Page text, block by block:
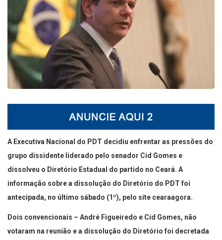
A Executiva Nacional do PDT decidiu enfrentar as pressões do
grupo dissidente liderado pelo senador Cid Gomes e
dissolveu o Diretório Estadual do partido no Ceará. A
informação sobre a dissolução do Diretório do PDT foi
antecipada, no último sábado (1º), pelo site cearaagora.
Dois convencionais – André Figueiredo e Cid Gomes, não
votaram na reunião e a dissolução do Diretório foi decretada